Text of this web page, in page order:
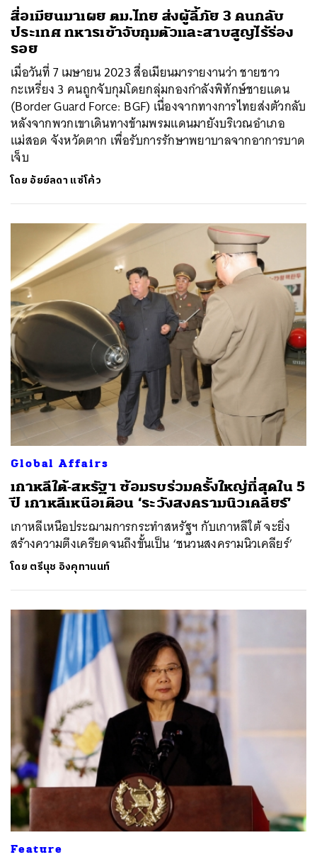
สื่อเมียนมาเผย ตม.ไทย ส่งผู้ลี้ภัย 3 คนกลับ
ประเทศ ทหารเข้าจับกุมตัวและสาบสูญไร้ร่อง
รอย
เมื่อวันที่ 7 เมษายน 2023 สื่อเมียนมารายงานว่า ชายชาว
กะเหรี่ยง 3 คนถูกจับกุมโดยกลุ่มกองกำลังพิทักษ์ชายแดน
(Border Guard Force: BGF) เนื่องจากทางการไทยส่งตัวกลับ
หลังจากพวกเขาเดินทางข้ามพรมแดนมายังบริเวณอำเภอ
แม่สอด จังหวัดตาก เพื่อรับการรักษาพยาบาลจากอาการบาด
เจ็บ
โดย อัยย์ลดา แซ่โค้ว
Global Affairs
เกาหลีใต้-สหรัฐฯ ซ้อมรบร่วมครั้งใหญ่ที่สุดใน 5
ปี เกาหลีเหนือเตือน ‘ระวังสงครามนิวเคลียร์’
เกาหลีเหนือประฌามการกระทำสหรัฐฯ กับเกาหลีใต้ จะยิ่ง
สร้างความตึงเครียดจนถึงขั้นเป็น ‘ชนวนสงครามนิวเคลียร์’
โดย ตรีนุช อิงคุทานนท์
Feature